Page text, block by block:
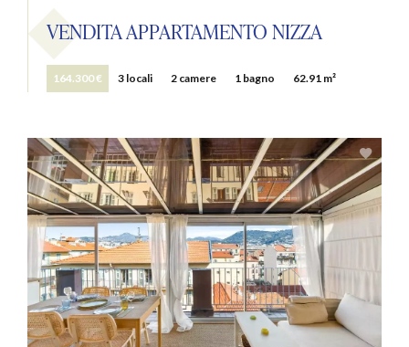
VENDITA APPARTAMENTO NIZZA
164.300 € 3 locali 2 camere 1 bagno 62.91 m²